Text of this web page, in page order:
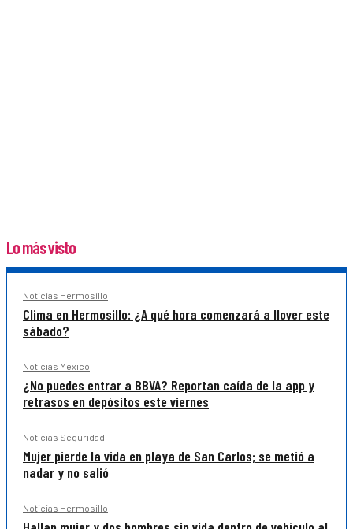
Lo más visto
Noticias Hermosillo
Clima en Hermosillo: ¿A qué hora comenzará a llover este
sábado?
Noticias México
¿No puedes entrar a BBVA? Reportan caída de la app y
retrasos en depósitos este viernes
Noticias Seguridad
Mujer pierde la vida en playa de San Carlos; se metió a
nadar y no salió
Noticias Hermosillo